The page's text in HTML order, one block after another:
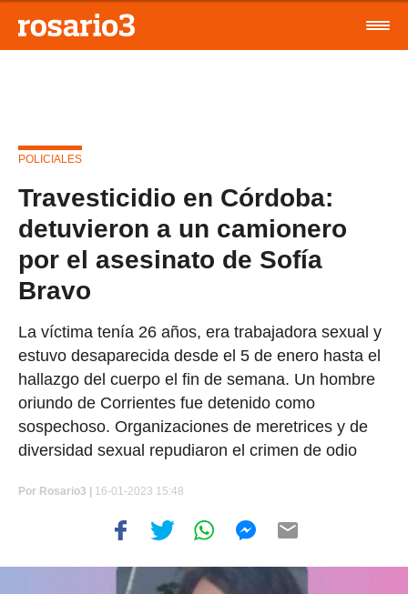
POLICIALES
Travesticidio en Córdoba:
detuvieron a un camionero
por el asesinato de Sofía
Bravo
La víctima tenía 26 años, era trabajadora sexual y
estuvo desaparecida desde el 5 de enero hasta el
hallazgo del cuerpo el fin de semana. Un hombre
oriundo de Corrientes fue detenido como
sospechoso. Organizaciones de meretrices y de
diversidad sexual repudiaron el crimen de odio
Por Rosario3 | 16-01-2023 15:48